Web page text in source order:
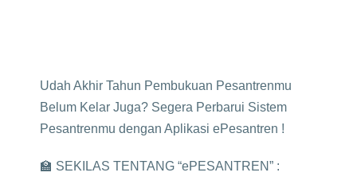
Udah Akhir Tahun Pembukuan Pesantrenmu
Belum Kelar Juga? Segera Perbarui Sistem
Pesantrenmu dengan Aplikasi ePesantren !
🏫 SEKILAS TENTANG “ePESANTREN” :